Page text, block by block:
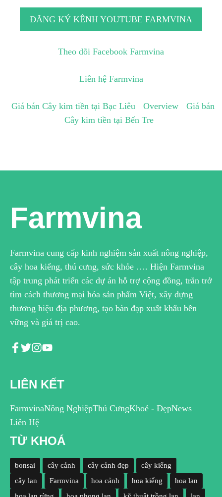
ĐĂNG KÝ KÊNH YOUTUBE FARMVINA
Theo dõi Facebook Farmvina
Liên hệ Farmvina
Giá bán Cây kim tiền tại Bạc Liêu Overview
Giá bán
Cây kim tiền tại Bến Tre
Farmvina
Farmvina cung cấp kinh nghiệm sản xuất nông nghiệp,
cây hoa kiểng, thú cưng, sức khỏe …. Hiện Farmvina
tập trung phát triển các dự án hỗ trợ cộng đồng, trăn trở
tìm cách thương mại hóa sản phẩm Việt, xây dựng
thương hiệu địa phương, tạo bàn đạp xuất khẩu bền
vững và giá trị cao.
LIÊN KẾT
FarmvinaNông NghiệpThú CưngKhoẻ - ĐẹpNews
Liên Hệ
TỪ KHOÁ
bonsai cây cảnh cây cảnh đẹp
cây kiểng
cây lan
Farmvina hoa cảnh hoa kiểng
hoa lan